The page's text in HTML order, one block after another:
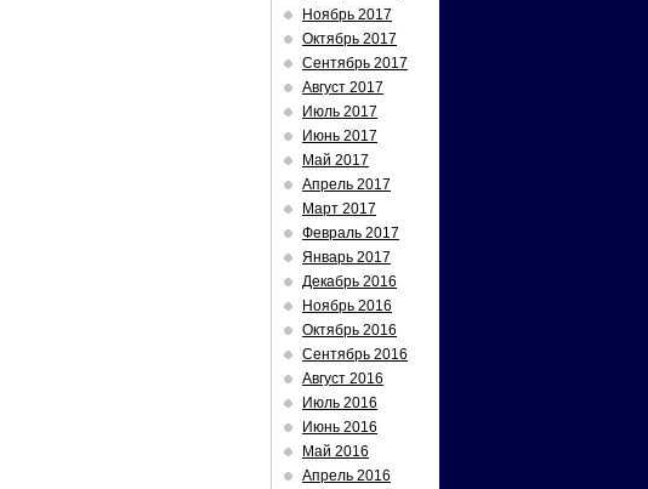
Ноябрь 2017
Октябрь 2017
Сентябрь 2017
Август 2017
Июль 2017
Июнь 2017
Май 2017
Апрель 2017
Март 2017
Февраль 2017
Январь 2017
Декабрь 2016
Ноябрь 2016
Октябрь 2016
Сентябрь 2016
Август 2016
Июль 2016
Июнь 2016
Май 2016
Апрель 2016